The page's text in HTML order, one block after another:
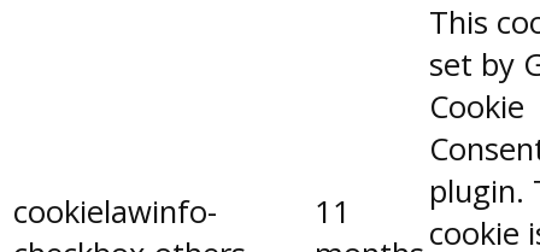
cookielawinfo-
11
This
set by
Cookie
plugin.
cookie